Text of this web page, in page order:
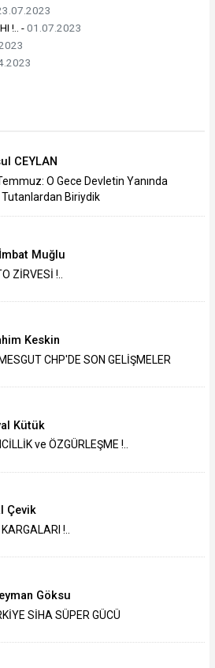
!.. -01.07.2023
CEYLAN
O Gece Devletin Yanında
Biriydik
Muğlu
ZİRVESİ !..
Keskin
CHP'DE SON GELİŞMELER
Kütük
ve ÖZGÜRLEŞME !..
Çevik
KARGALARI !..
Göksu
SİHA SÜPER GÜCÜ